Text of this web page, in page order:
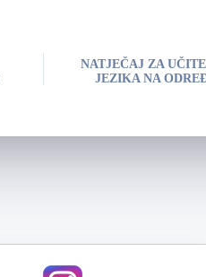
NATJEČAJ ZA
JEZIKA NA